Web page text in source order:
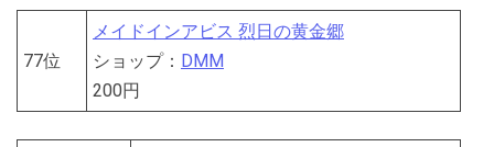
77位
メイドインアビス 烈日の黄金郷
ショップ： DMM
200円